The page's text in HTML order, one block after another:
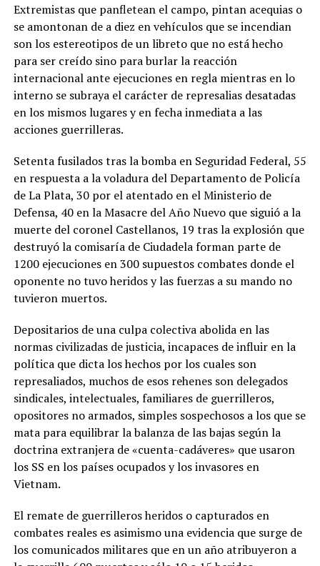
Extremistas que panfletean el campo, pintan acequias o
se amontonan de a diez en vehículos que se incendian
son los estereotipos de un libreto que no está hecho
para ser creído sino para burlar la reacción
internacional ante ejecuciones en regla mientras en lo
interno se subraya el carácter de represalias desatadas
en los mismos lugares y en fecha inmediata a las
acciones guerrilleras.
Setenta fusilados tras la bomba en Seguridad Federal, 55
en respuesta a la voladura del Departamento de Policía
de La Plata, 30 por el atentado en el Ministerio de
Defensa, 40 en la Masacre del Año Nuevo que siguió a la
muerte del coronel Castellanos, 19 tras la explosión que
destruyó la comisaría de Ciudadela forman parte de
1200 ejecuciones en 300 supuestos combates donde el
oponente no tuvo heridos y las fuerzas a su mando no
tuvieron muertos.
Depositarios de una culpa colectiva abolida en las
normas civilizadas de justicia, incapaces de influir en la
política que dicta los hechos por los cuales son
represaliados, muchos de esos rehenes son delegados
sindicales, intelectuales, familiares de guerrilleros,
opositores no armados, simples sospechosos a los que se
mata para equilibrar la balanza de las bajas según la
doctrina extranjera de «cuenta-cadáveres» que usaron
los SS en los países ocupados y los invasores en
Vietnam.
El remate de guerrilleros heridos o capturados en
combates reales es asimismo una evidencia que surge de
los comunicados militares que en un año atribuyeron a